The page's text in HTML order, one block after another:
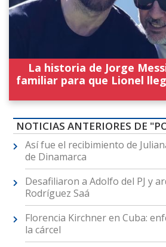
La historia de Jorge
familiar para que Lionel
NOTICIAS ANTERIORES DE
Así fue el recibimiento de
de Dinamarca
Desafiliaron a Adolfo del PJ y
Rodríguez Saá
Florencia Kirchner en Cuba:
la cárcel